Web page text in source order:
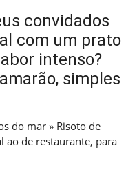
convidados
com um prato
intenso?
simples
do mar » Risoto de
ao de restaurante, para